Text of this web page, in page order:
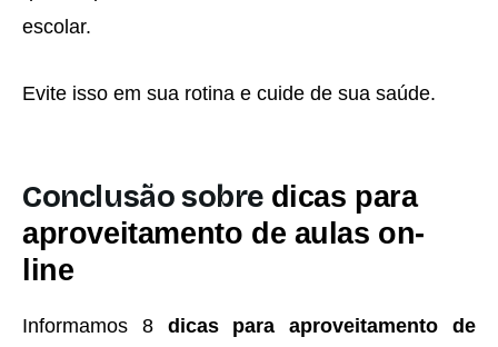
escolar.
Evite isso em sua rotina e cuide de sua saúde.
Conclusão sobre dicas para
aproveitamento de aulas on-
line
Informamos 8 dicas para aproveitamento de